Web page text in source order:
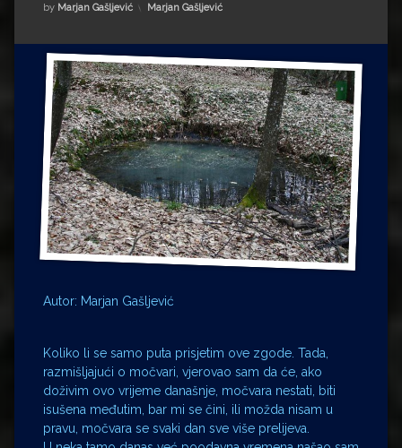
Impressum
Milenko Strižak
Drugi autori
Drugi autori
Matea Andrić
Ljiljana Lekanić-Kljaić
Željko Krznarić
Mario Lovreković
Miroslav Šantek
by Marjan Gašljević Kategorije:
Marjan Gašljević
Autor: Marjan Gašljević
Koliko li se samo puta prisjetim ove zgode. Tada,
razmišljajući o močvari, vjerovao sam da će, ako
doživim ovo vrijeme današnje, močvara nestati, biti
isušena međutim, bar mi se čini, ili možda nisam u
pravu, močvara se svaki dan sve više prelijeva.